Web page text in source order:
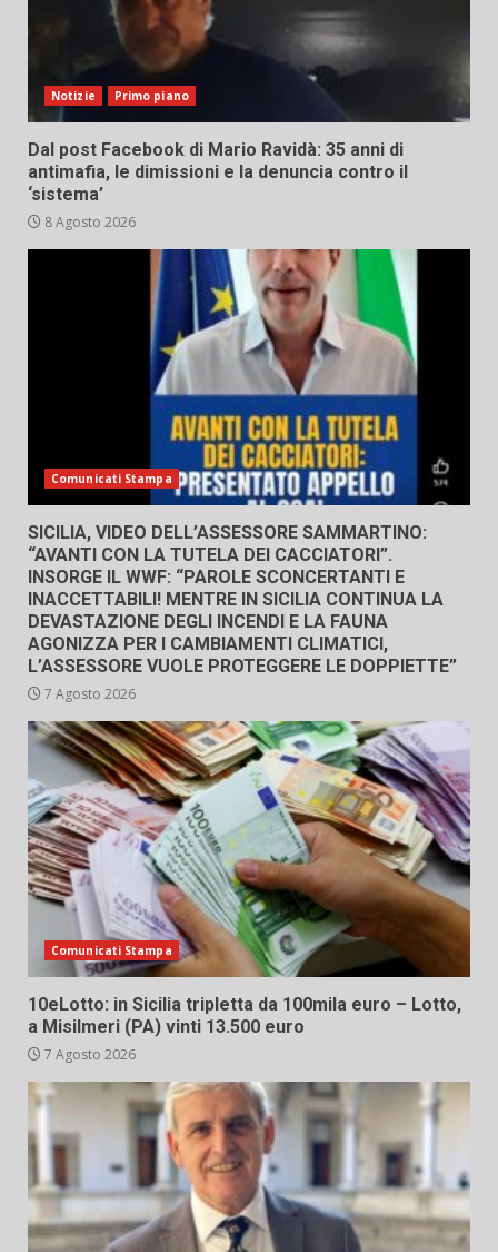
Notizie Primo piano
Dal post Facebook di Mario Ravidà: 35 anni di
antimafia, le dimissioni e la denuncia contro il
‘sistema’
8 Agosto 2026
Comunicati Stampa
SICILIA, VIDEO DELL’ASSESSORE SAMMARTINO:
“AVANTI CON LA TUTELA DEI CACCIATORI”.
INSORGE IL WWF: “PAROLE SCONCERTANTI E
INACCETTABILI! MENTRE IN SICILIA CONTINUA LA
DEVASTAZIONE DEGLI INCENDI E LA FAUNA
AGONIZZA PER I CAMBIAMENTI CLIMATICI,
L’ASSESSORE VUOLE PROTEGGERE LE DOPPIETTE”
7 Agosto 2026
Comunicati Stampa
10eLotto: in Sicilia tripletta da 100mila euro – Lotto,
a Misilmeri (PA) vinti 13.500 euro
7 Agosto 2026